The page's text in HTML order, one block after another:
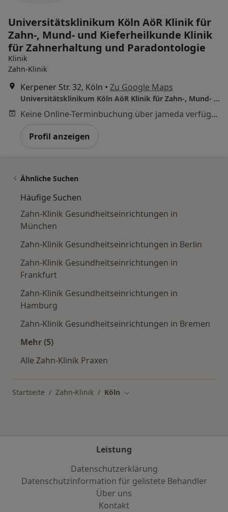
Universitätsklinikum Köln AöR Klinik für
Zahn-, Mund- und Kieferheilkunde Klinik
für Zahnerhaltung und Paradontologie
Klinik
Zahn-Klinik
Kerpener Str. 32, Köln • Zu Google Maps
Universitätsklinikum Köln AöR Klinik für Zahn-, Mund- und Kieferheilkunde Klinik für Zahnerhaltung und Paradontologie
Keine Online-Terminbuchung über jameda verfügbar
Profil anzeigen
Ähnliche Suchen
Häufige Suchen
Zahn-Klinik Gesundheitseinrichtungen in
München
Zahn-Klinik Gesundheitseinrichtungen in Berlin
Zahn-Klinik Gesundheitseinrichtungen in
Frankfurt
Zahn-Klinik Gesundheitseinrichtungen in
Hamburg
Zahn-Klinik Gesundheitseinrichtungen in Bremen
Mehr (5)
Alle Zahn-Klinik Praxen
Startseite Zahn-Klinik Köln Stadt ändern
Leistung
Datenschutzerklärung
Datenschutzinformation für gelistete Behandler
Über uns
Kontakt